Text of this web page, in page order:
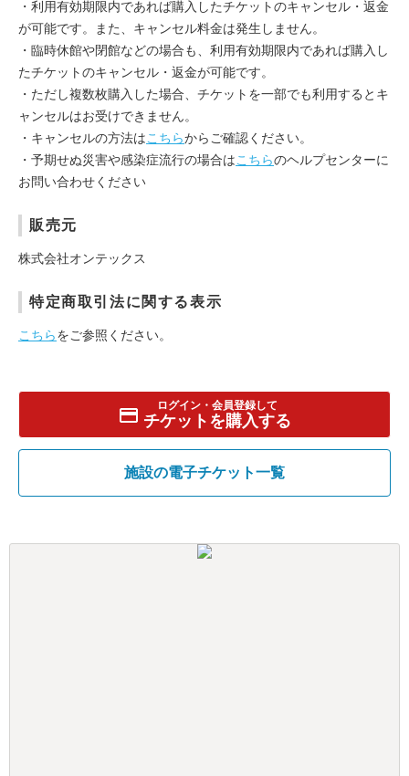
・利用有効期限内であれば購入したチケットのキャンセル・返金
が可能です。また、キャンセル料金は発生しません。
・臨時休館や閉館などの場合も、利用有効期限内であれば購入し
たチケットのキャンセル・返金が可能です。
・ただし複数枚購入した場合、チケットを一部でも利用するとキ
ャンセルはお受けできません。
・キャンセルの方法はこちらからご確認ください。
・予期せぬ災害や感染症流行の場合はこちらのヘルプセンターに
お問い合わせください
販売元
株式会社オンテックス
特定商取引法に関する表示
こちらをご参照ください。
ログイン・会員登録して
チケットを購入する
施設の電子チケット一覧